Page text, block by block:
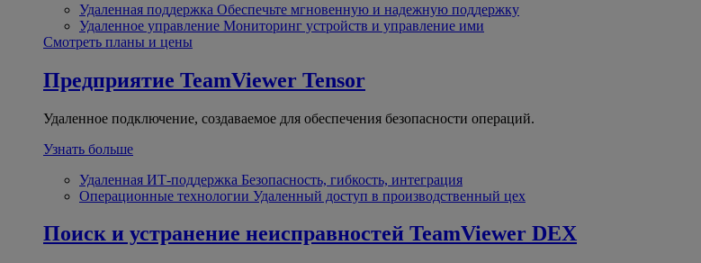
Удаленная поддержка Обеспечьте мгновенную и надежную поддержку
Удаленное управление Мониторинг устройств и управление ими
Смотреть планы и цены
Предприятие TeamViewer Tensor
Удаленное подключение, создаваемое для обеспечения безопасности операций.
Узнать больше
Удаленная ИТ-поддержка Безопасность, гибкость, интеграция
Операционные технологии Удаленный доступ в производственный цех
Поиск и устранение неисправностей TeamViewer DEX